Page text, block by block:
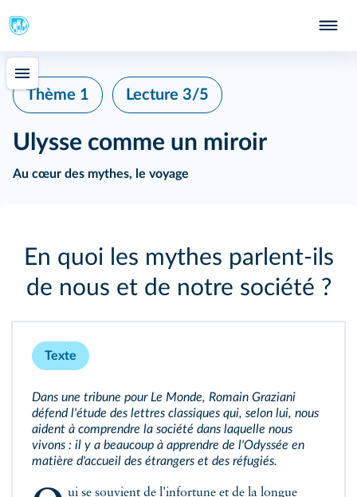
Thème 1 Lecture 3/5
Ulysse comme un miroir
Au cœur des mythes, le voyage
En quoi les mythes parlent‑ils
de nous et de notre société ?
Texte
Dans une tribune pour Le Monde, Romain Graziani
défend l'étude des lettres classiques qui, selon lui, nous
aident à comprendre la société dans laquelle nous
vivons : il y a beaucoup à apprendre de l'Odyssée en
matière d'accueil des étrangers et des réfugiés.